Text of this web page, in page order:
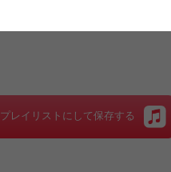
レイリストにして保存する